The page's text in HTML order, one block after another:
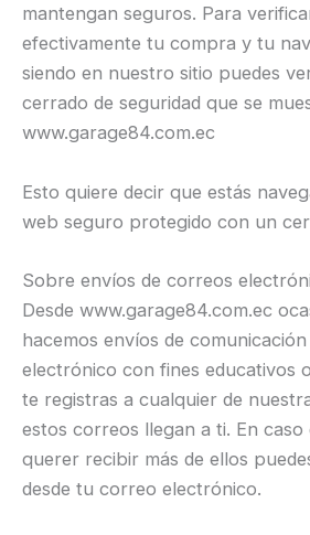
mantengan seguros. Para
efectivamente tu compra y tu
siendo en nuestro sitio puedes
cerrado de seguridad que se
www.garage84.com.ec
Esto quiere decir que estás
web seguro protegido con un
Sobre envíos de correos
Desde www.garage84.com.ec
hacemos envíos de
electrónico con fines educativos
te registras a cualquier de
estos correos llegan a ti. En
querer recibir más de ellos
desde tu correo electrónico.